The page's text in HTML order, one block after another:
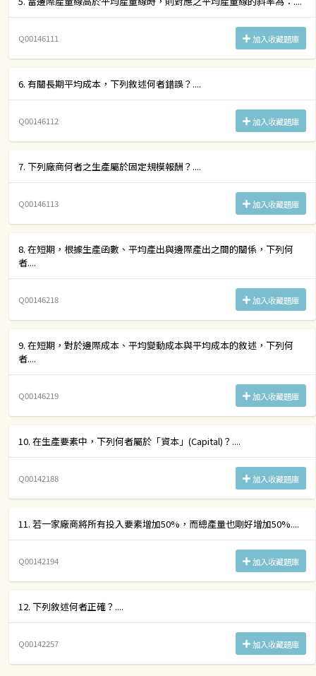
Q00146111 加入收藏題庫
6. 有關長期平均成本，下列敘述何者錯誤？....
Q00146112 加入收藏題庫
7. 下列廠商何者之生產屬於固定規模報酬？....
Q00146113 加入收藏題庫
8. 在短期，根據生產函數、平均產出與邊際產出之間的關係，下列何
者....
Q00146218 加入收藏題庫
9. 在短期，對於邊際成本、平均變動成本與平均成本的敘述，下列何
者....
Q00146219 加入收藏題庫
10. 在生產要素中，下列何者屬於「資本」(Capital)？....
Q00142188 加入收藏題庫
11. 若一家廠商將所有投入要素增加50%，而總產量也剛好增加50%....
Q00142194 加入收藏題庫
12. 下列敘述何者正確？....
Q00142257 加入收藏題庫